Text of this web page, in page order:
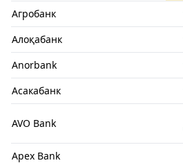
Агробанк
Алоқабанк
Anorbank
Асакабанк
AVO Bank
Apex Bank